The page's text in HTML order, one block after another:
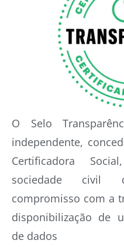
O Selo
independente,
Certificadora
sociedade civil
compromisso com a
disponibilização de
de dados